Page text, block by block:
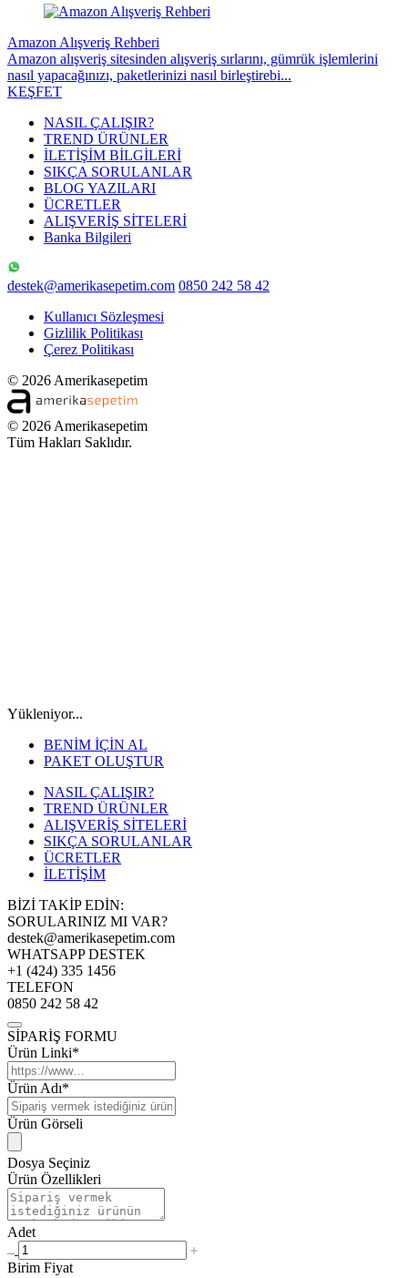
Amazon Alışveriş Rehberi
Amazon alışveriş sitesinden alışveriş sırlarını, gümrük işlemlerini
nasıl yapacağınızı, paketlerinizi nasıl birleştirebi...
KEŞFET
NASIL ÇALIŞIR?
TREND ÜRÜNLER
İLETİŞİM BİLGİLERİ
SIKÇA SORULANLAR
BLOG YAZILARI
ÜCRETLER
ALIŞVERİŞ SİTELERİ
Banka Bilgileri
destek@amerikasepetim.com 0850 242 58 42
Kullanıcı Sözleşmesi
Gizlilik Politikası
Çerez Politikası
© 2026 Amerikasepetim
© 2026 Amerikasepetim
Tüm Hakları Saklıdır.
Yükleniyor...
BENİM İÇİN AL
PAKET OLUŞTUR
NASIL ÇALIŞIR?
TREND ÜRÜNLER
ALIŞVERİŞ SİTELERİ
SIKÇA SORULANLAR
ÜCRETLER
İLETİŞİM
BİZİ TAKİP EDİN:
SORULARINIZ MI VAR?
destek@amerikasepetim.com
WHATSAPP DESTEK
+1 (424) 335 1456
TELEFON
0850 242 58 42
SİPARİŞ FORMU
Ürün Linki*
Ürün Adı*
Ürün Görseli
Dosya Seçiniz
Ürün Özellikleri
Adet
Birim Fiyat